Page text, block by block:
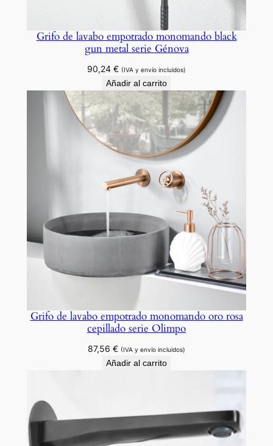
Grifo de lavabo empotrado monomando black
gun metal serie Génova
90,24 € (IVA y envío incluidos)
Añadir al carrito
Grifo de lavabo empotrado monomando oro rosa
cepillado serie Olimpo
87,56 € (IVA y envío incluidos)
Añadir al carrito